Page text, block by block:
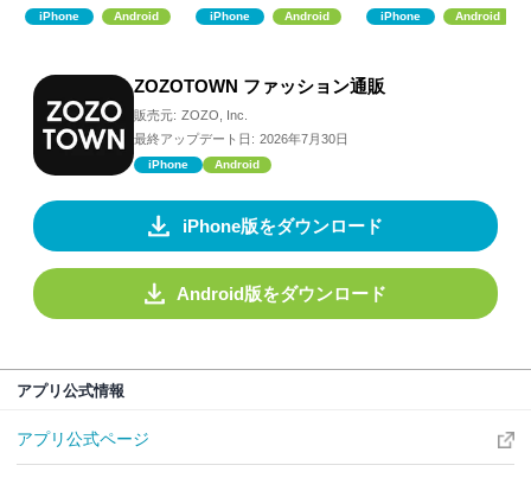
iPhone Android iPhone Android iPhone Android
ZOZOTOWN ファッション通販
販売元: ZOZO, Inc.
最終アップデート日: 2026年7月30日
iPhone Android
iPhone版をダウンロード
Android版をダウンロード
アプリ公式情報
アプリ公式ページ